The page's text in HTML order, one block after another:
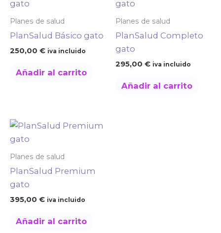
Planes de salud
PlanSalud Básico gato
250,00 € iva incluido
Añadir al carrito
Planes de salud
PlanSalud Completo
gato
295,00 € iva incluido
Añadir al carrito
Planes de salud
PlanSalud Premium
gato
395,00 € iva incluido
Añadir al carrito